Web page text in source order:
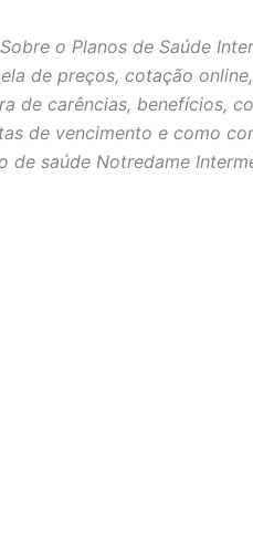
o Planos de Saúde
de preços, cotação
de carências, benefícios,
de vencimento e como
de saúde Notredame